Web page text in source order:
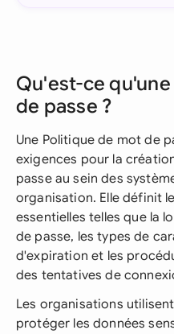
Qu'est-ce
de passe ?
Une Politique de mot de
exigences pour la
passe au sein des
organisation. Elle définit
essentielles telles que la
de passe, les types de
d'expiration et les
des tentatives de
Les organisations
protéger les données